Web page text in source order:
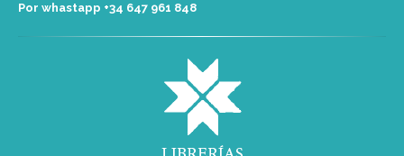
Por whastapp +34 ‭647 961 848‬